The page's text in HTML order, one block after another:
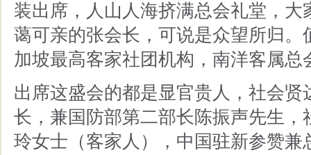
装出席，人山人海挤满总会礼堂，
蔼可亲的张会长，可说是众望所归
加坡最高客家社团机构，南洋客属总
出席这盛会的都是显官贵人，社会
长，兼国防部第二部长陈振声先生
玲女士（客家人），中国驻新参赞